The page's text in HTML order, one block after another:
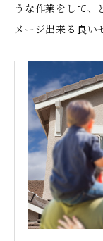
うな作業をして、
メージ出来る良い